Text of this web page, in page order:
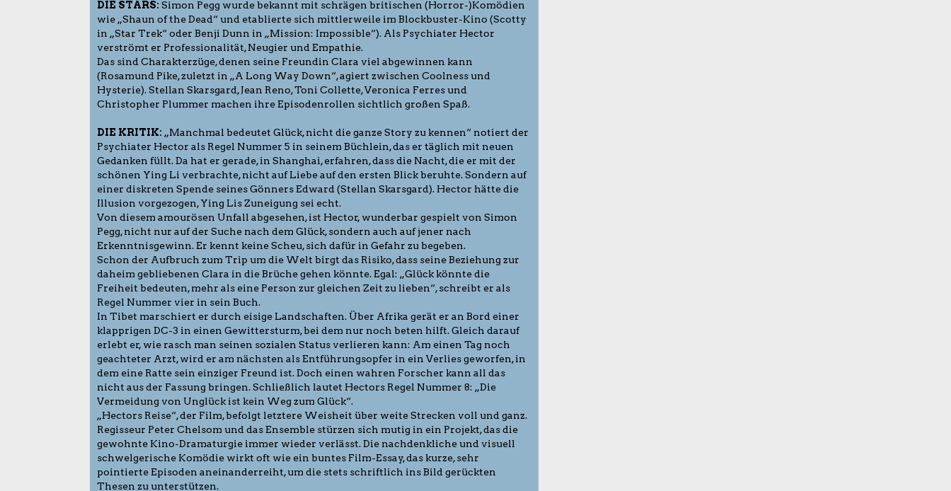
DIE STARS: Simon Pegg wurde bekannt mit schrägen britischen (Horror-)Komödien
wie „Shaun of the Dead“ und etablierte sich mittlerweile im Blockbuster-Kino (Scotty
in „Star Trek“ oder Benji Dunn in „Mission: Impossible“). Als Psychiater Hector
verströmt er Professionalität, Neugier und Empathie.
Das sind Charakterzüge, denen seine Freundin Clara viel abgewinnen kann
(Rosamund Pike, zuletzt in „A Long Way Down“, agiert zwischen Coolness und
Hysterie). Stellan Skarsgard, Jean Reno, Toni Collette, Veronica Ferres und
Christopher Plummer machen ihre Episodenrollen sichtlich großen Spaß.
DIE KRITIK: „Manchmal bedeutet Glück, nicht die ganze Story zu kennen“ notiert der
Psychiater Hector als Regel Nummer 5 in seinem Büchlein, das er täglich mit neuen
Gedanken füllt. Da hat er gerade, in Shanghai, erfahren, dass die Nacht, die er mit der
schönen Ying Li verbrachte, nicht auf Liebe auf den ersten Blick beruhte. Sondern auf
einer diskreten Spende seines Gönners Edward (Stellan Skarsgard). Hector hätte die
Illusion vorgezogen, Ying Lis Zuneigung sei echt.
Von diesem amourösen Unfall abgesehen, ist Hector, wunderbar gespielt von Simon
Pegg, nicht nur auf der Suche nach dem Glück, sondern auch auf jener nach
Erkenntnisgewinn. Er kennt keine Scheu, sich dafür in Gefahr zu begeben.
Schon der Aufbruch zum Trip um die Welt birgt das Risiko, dass seine Beziehung zur
daheim gebliebenen Clara in die Brüche gehen könnte. Egal: „Glück könnte die
Freiheit bedeuten, mehr als eine Person zur gleichen Zeit zu lieben“, schreibt er als
Regel Nummer vier in sein Buch.
In Tibet marschiert er durch eisige Landschaften. Über Afrika gerät er an Bord einer
klapprigen DC-3 in einen Gewittersturm, bei dem nur noch beten hilft. Gleich darauf
erlebt er, wie rasch man seinen sozialen Status verlieren kann: Am einen Tag noch
geachteter Arzt, wird er am nächsten als Entführungsopfer in ein Verlies geworfen, in
dem eine Ratte sein einziger Freund ist. Doch einen wahren Forscher kann all das
nicht aus der Fassung bringen. Schließlich lautet Hectors Regel Nummer 8: „Die
Vermeidung von Unglück ist kein Weg zum Glück“.
„Hectors Reise“, der Film, befolgt letztere Weisheit über weite Strecken voll und ganz.
Regisseur Peter Chelsom und das Ensemble stürzen sich mutig in ein Projekt, das die
gewohnte Kino-Dramaturgie immer wieder verlässt. Die nachdenkliche und visuell
schwelgerische Komödie wirkt oft wie ein buntes Film-Essay, das kurze, sehr
pointierte Episoden aneinanderreiht, um die stets schriftlich ins Bild gerückten
Thesen zu unterstützen.